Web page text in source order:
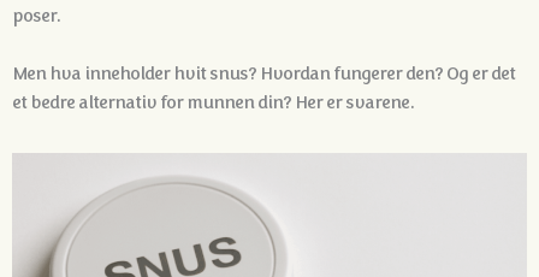
poser.
Men hva inneholder hvit snus? Hvordan fungerer den? Og er det
et bedre alternativ for munnen din? Her er svarene.